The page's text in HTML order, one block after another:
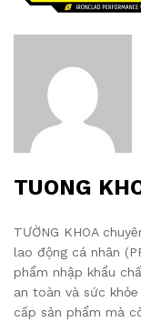
TUONG
TƯỜNG KHOA
lao động cá nhân
phẩm nhập khẩu
an toàn và sức
cấp sản phẩm mà